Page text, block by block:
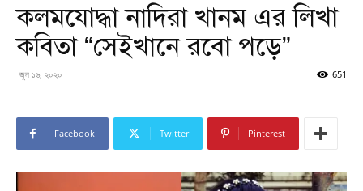
কলমযোদ্ধা নাদিরা খানম এর লিখা
কবিতা “সেইখানে রবো পড়ে”
জুন ১৬, ২০২০ 651
Facebook Twitter Pinterest